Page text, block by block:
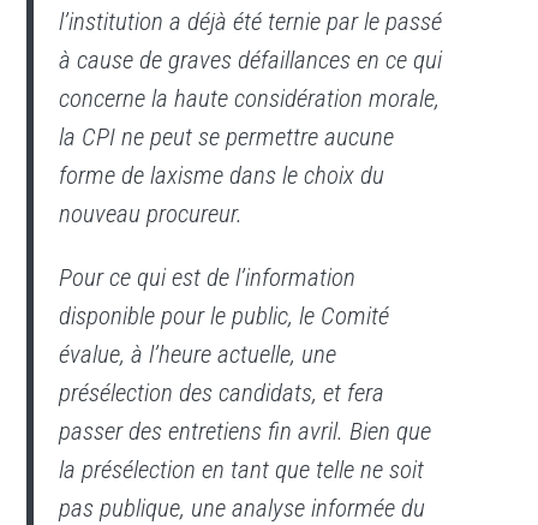
l’institution a déjà été ternie par le passé
à cause de graves défaillances en ce qui
concerne la haute considération morale,
la CPI ne peut se permettre aucune
forme de laxisme dans le choix du
nouveau procureur.
Pour ce qui est de l’information
disponible pour le public, le Comité
évalue, à l’heure actuelle, une
présélection des candidats, et fera
passer des entretiens fin avril. Bien que
la présélection en tant que telle ne soit
pas publique, une analyse informée du